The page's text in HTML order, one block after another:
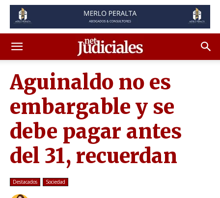
Aguinaldo no es
embargable y se
debe pagar antes
del 31, recuerdan
Destacados Sociedad